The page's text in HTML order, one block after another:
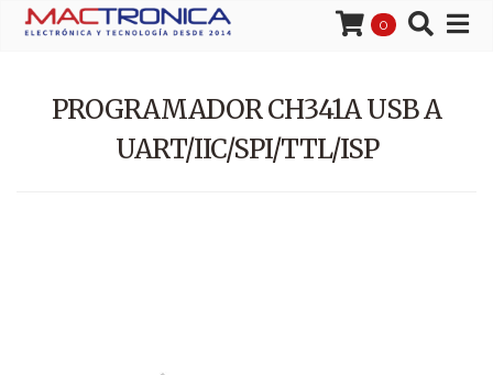
0
PROGRAMADOR CH341A USB A
UART/IIC/SPI/TTL/ISP